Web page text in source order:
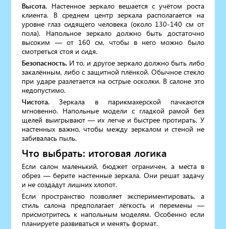
Высота. Настенное зеркало вешается с учётом роста
клиента. В среднем центр зеркала располагается на
уровне глаз сидящего человека (около 130-140 см от
пола). Напольное зеркало должно быть достаточно
высоким — от 160 см, чтобы в него можно было
смотреться стоя и сидя.
Безопасность. И то, и другое зеркало должно быть либо
закалённым, либо с защитной плёнкой. Обычное стекло
при ударе разлетается на острые осколки. В салоне это
недопустимо.
Чистота. Зеркала в парикмахерской пачкаются
мгновенно. Напольные модели с гладкой рамой без
щелей выигрывают — их легче и быстрее протирать. У
настенных важно, чтобы между зеркалом и стеной не
забивалась пыль.
Что выбрать: итоговая логика
Если салон маленький, бюджет ограничен, а места в
обрез — берите настенные зеркала. Они решат задачу
и не создадут лишних хлопот.
Если пространство позволяет экспериментировать, а
стиль салона предполагает лёгкость и перемены —
присмотритесь к напольным моделям. Особенно если
планируете развиваться и менять формат.